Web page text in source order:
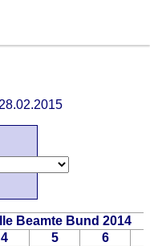
Beamte Bund 2014
4 5
6